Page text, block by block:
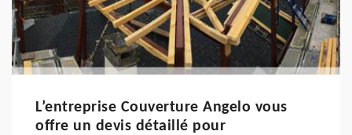
L’entreprise Couverture Angelo vous
offre un devis détaillé pour